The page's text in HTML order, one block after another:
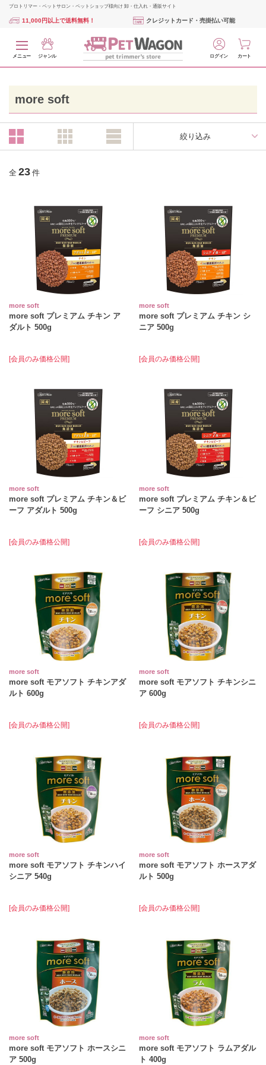
プロトリマー・ペットサロン・ペットショップ様向け 卸・仕入れ・通販サイト
11,000円以上で送料無料！ クレジットカード・売掛払い可能
メニュー ジャンル ログイン カート
more soft
絞り込み
全 23 件
more soft
more soft プレミアム チキン ア
ダルト 500g
[会員のみ価格公開]
more soft
more soft プレミアム チキン シ
ニア 500g
[会員のみ価格公開]
more soft
more soft プレミアム チキン＆ビ
ーフ アダルト 500g
[会員のみ価格公開]
more soft
more soft プレミアム チキン＆ビ
ーフ シニア 500g
[会員のみ価格公開]
more soft
more soft モアソフト チキンアダ
ルト 600g
[会員のみ価格公開]
more soft
more soft モアソフト チキンシニ
ア 600g
[会員のみ価格公開]
more soft
more soft モアソフト チキンハイ
シニア 540g
[会員のみ価格公開]
more soft
more soft モアソフト ホースアダ
ルト 500g
[会員のみ価格公開]
more soft
more soft モアソフト ホースシニ
ア 500g
more soft
more soft モアソフト ラムアダル
ト 400g